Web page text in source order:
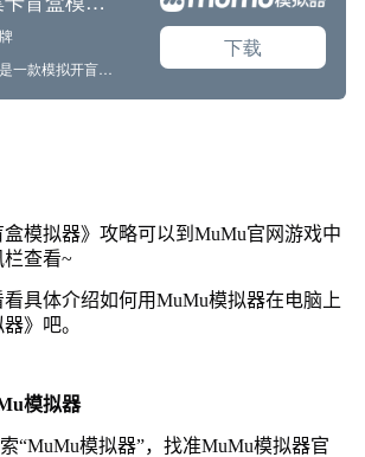
模拟器》攻略可以到MuMu官网游戏中
查看~
具体介绍如何用MuMu模拟器在电脑上
》吧。
模拟器
“MuMu模拟器”，找准MuMu模拟器官